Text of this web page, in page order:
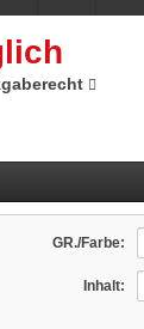
GR./Farbe:
Inhalt: